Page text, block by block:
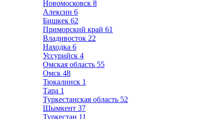
Новомосковск 8
Алексин 6
Бишкек 62
Приморский край 61
Владивосток 22
Находка 6
Уссурийск 4
Омская область 55
Омск 48
Тюкалинск 1
Тара 1
Туркестанская область 52
Шымкент 37
Туркестан 11